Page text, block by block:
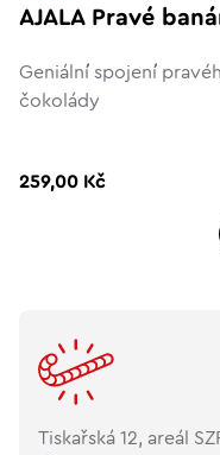
AJALA Pravé
Geniální spojení
čokolády
259,00 Kč
Tiskařská 12, areál